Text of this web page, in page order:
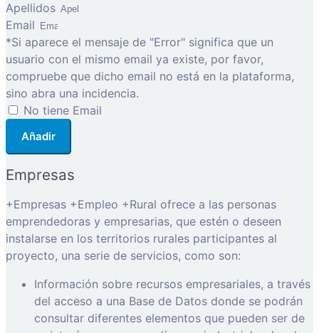
Apellidos
Email
*Si aparece el mensaje de "Error" significa que un
usuario con el mismo email ya existe, por favor,
compruebe que dicho email no está en la plataforma,
sino abra una incidencia.
No tiene Email
Añadir
Empresas
+Empresas +Empleo +Rural ofrece a las personas
emprendedoras y empresarias, que estén o deseen
instalarse en los territorios rurales participantes al
proyecto, una serie de servicios, como son:
Información sobre recursos empresariales, a través
del acceso a una Base de Datos donde se podrán
consultar diferentes elementos que pueden ser de